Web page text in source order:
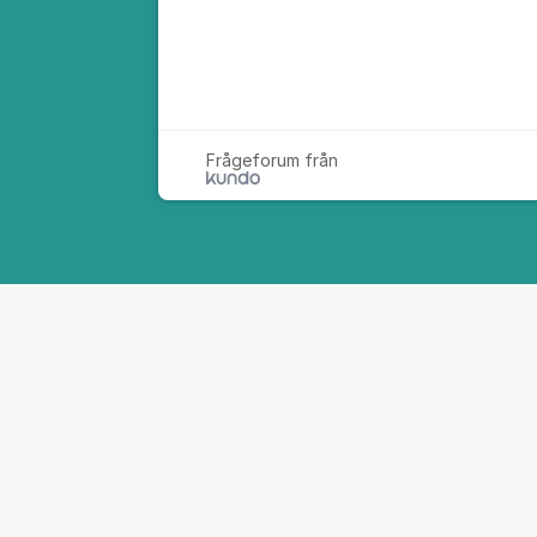
Frågeforum från